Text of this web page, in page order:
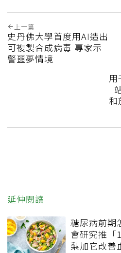
上一篇
史丹佛大學首度用AI造出
可複製合成病毒 專家示
警噩夢情境
用
和
延伸閱讀
糖尿病前期
會研究推「
梨加它改善